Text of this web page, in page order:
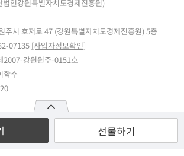
선물하기
인강원특별자치도경제진흥원)
주시 호저로 47 (강원특별자치도경제진흥원) 5층
07135 [사업자정보확인]
2007-강원원주-0151호
학수
아씨엔에스